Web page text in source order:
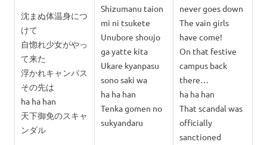
沈まぬ体温身につ
けて
自惚れ少女がやっ
て来た
浮かれキャンパス
その先は
ha ha han
天下御免のスキャ
ンダル
Shizumanu taion
mi ni tsukete
Unubore shoujo
ga yatte kita
Ukare kyanpasu
sono saki wa
ha ha han
Tenka gomen no
sukyandaru
never goes down
The vain girls
have come!
On that festive
campus back
there…
ha ha han
That scandal was
officially
sanctioned